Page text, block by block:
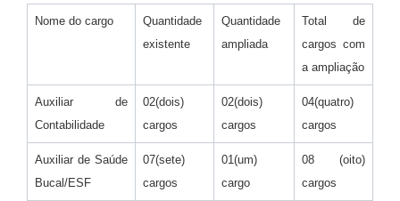
Editais
Legislação para Concurso
Sic
Transparência dos recursos municipais empregado no
combate à pandemia do COVID -19
Nome do cargo
Quantidade
existente
Quantidade
ampliada
Total de
cargos com
a ampliação
Auxiliar de
Contabilidade
02(dois)
cargos
02(dois)
cargos
04(quatro)
cargos
Auxiliar de Saúde
Bucal/ESF
07(sete)
cargos
01(um)
cargo
08 (oito)
cargos